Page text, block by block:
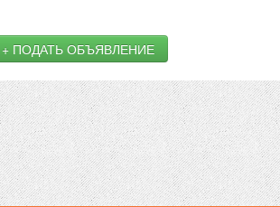
+ ПОДАТЬ ОБЪЯВЛЕНИЕ